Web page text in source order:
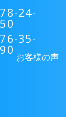
お客様の声
24-
35-